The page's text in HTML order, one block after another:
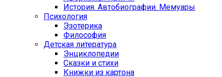
История. Автобиографии. Мемуары
Психология
Эзотерика
Философия
Детская литература
Энциклопедии
Сказки и стихи
Книжки из картона